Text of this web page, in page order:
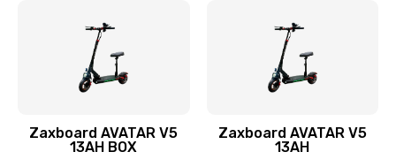
Zaxboard AVATAR V5
13AH BOX
Zaxboard AVATAR V5
13AH